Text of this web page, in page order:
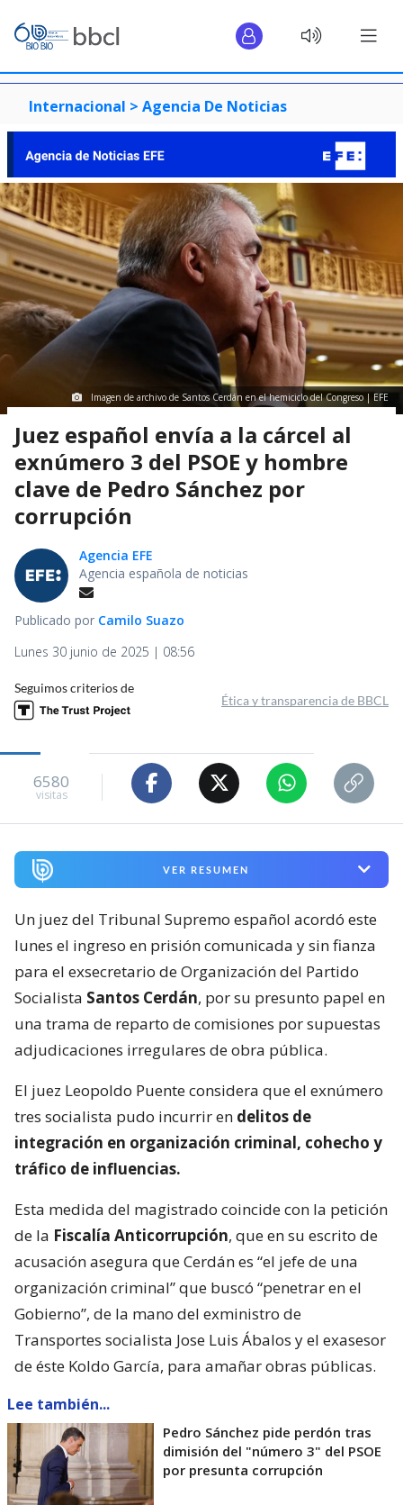
Internacional > Agencia De Noticias
Imagen de archivo de Santos Cerdán en el hemiciclo del Congreso | EFE
Juez español envía a la cárcel al
exnúmero 3 del PSOE y hombre
clave de Pedro Sánchez por
corrupción
Agencia EFE
Agencia española de noticias
Publicado por Camilo Suazo
Lunes 30 junio de 2025 | 08:56
Seguimos criterios de
Ética y transparencia de BBCL
6580
visitas
VER RESUMEN
Un juez del Tribunal Supremo español acordó este
lunes el ingreso en prisión comunicada y sin fianza
para el exsecretario de Organización del Partido
Socialista Santos Cerdán, por su presunto papel en
una trama de reparto de comisiones por supuestas
adjudicaciones irregulares de obra pública.
El juez Leopoldo Puente considera que el exnúmero
tres socialista pudo incurrir en delitos de
integración en organización criminal, cohecho y
tráfico de influencias.
Esta medida del magistrado coincide con la petición
de la Fiscalía Anticorrupción, que en su escrito de
acusación asegura que Cerdán es “el jefe de una
organización criminal” que buscó “penetrar en el
Gobierno”, de la mano del exministro de
Transportes socialista Jose Luis Ábalos y el exasesor
de éste Koldo García, para amañar obras públicas.
Lee también...
Pedro Sánchez pide perdón tras
dimisión del "número 3" del PSOE
por presunta corrupción